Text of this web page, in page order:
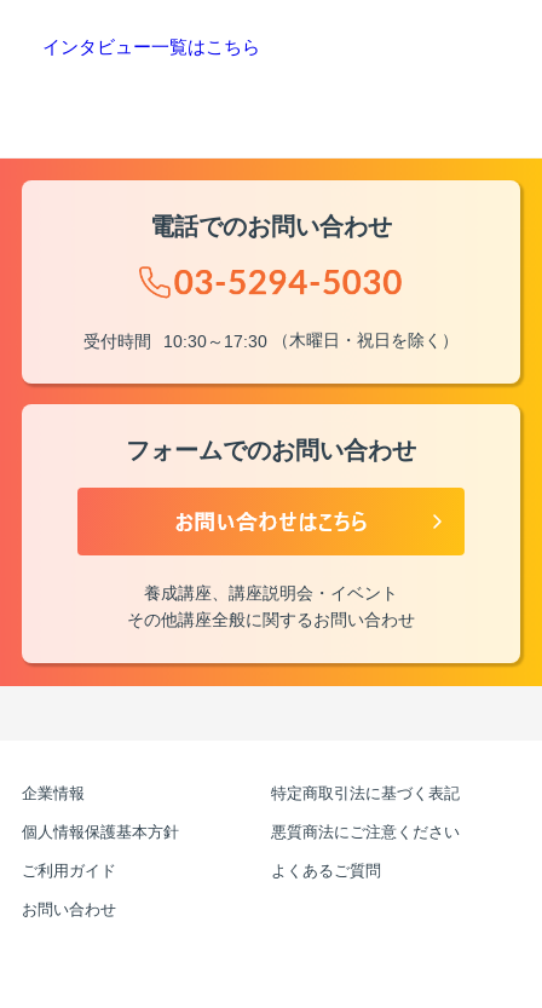
インタビュー一覧はこちら
電話でのお問い合わせ
受付時間 10:30～17:30 （木曜日・祝日を除く）
フォームでのお問い合わせ
養成講座、講座説明会・イベント
その他講座全般に関するお問い合わせ
企業情報 特定商取引法に基づく表記
個人情報保護基本方針 悪質商法にご注意ください
ご利用ガイド よくあるご質問
お問い合わせ